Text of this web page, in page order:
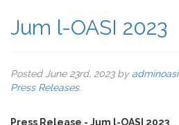
Jum l-OASI 2023
Posted June 23rd, 2023by adminoasi
Press Releases.
Press Release - Jum l-OASI 2023